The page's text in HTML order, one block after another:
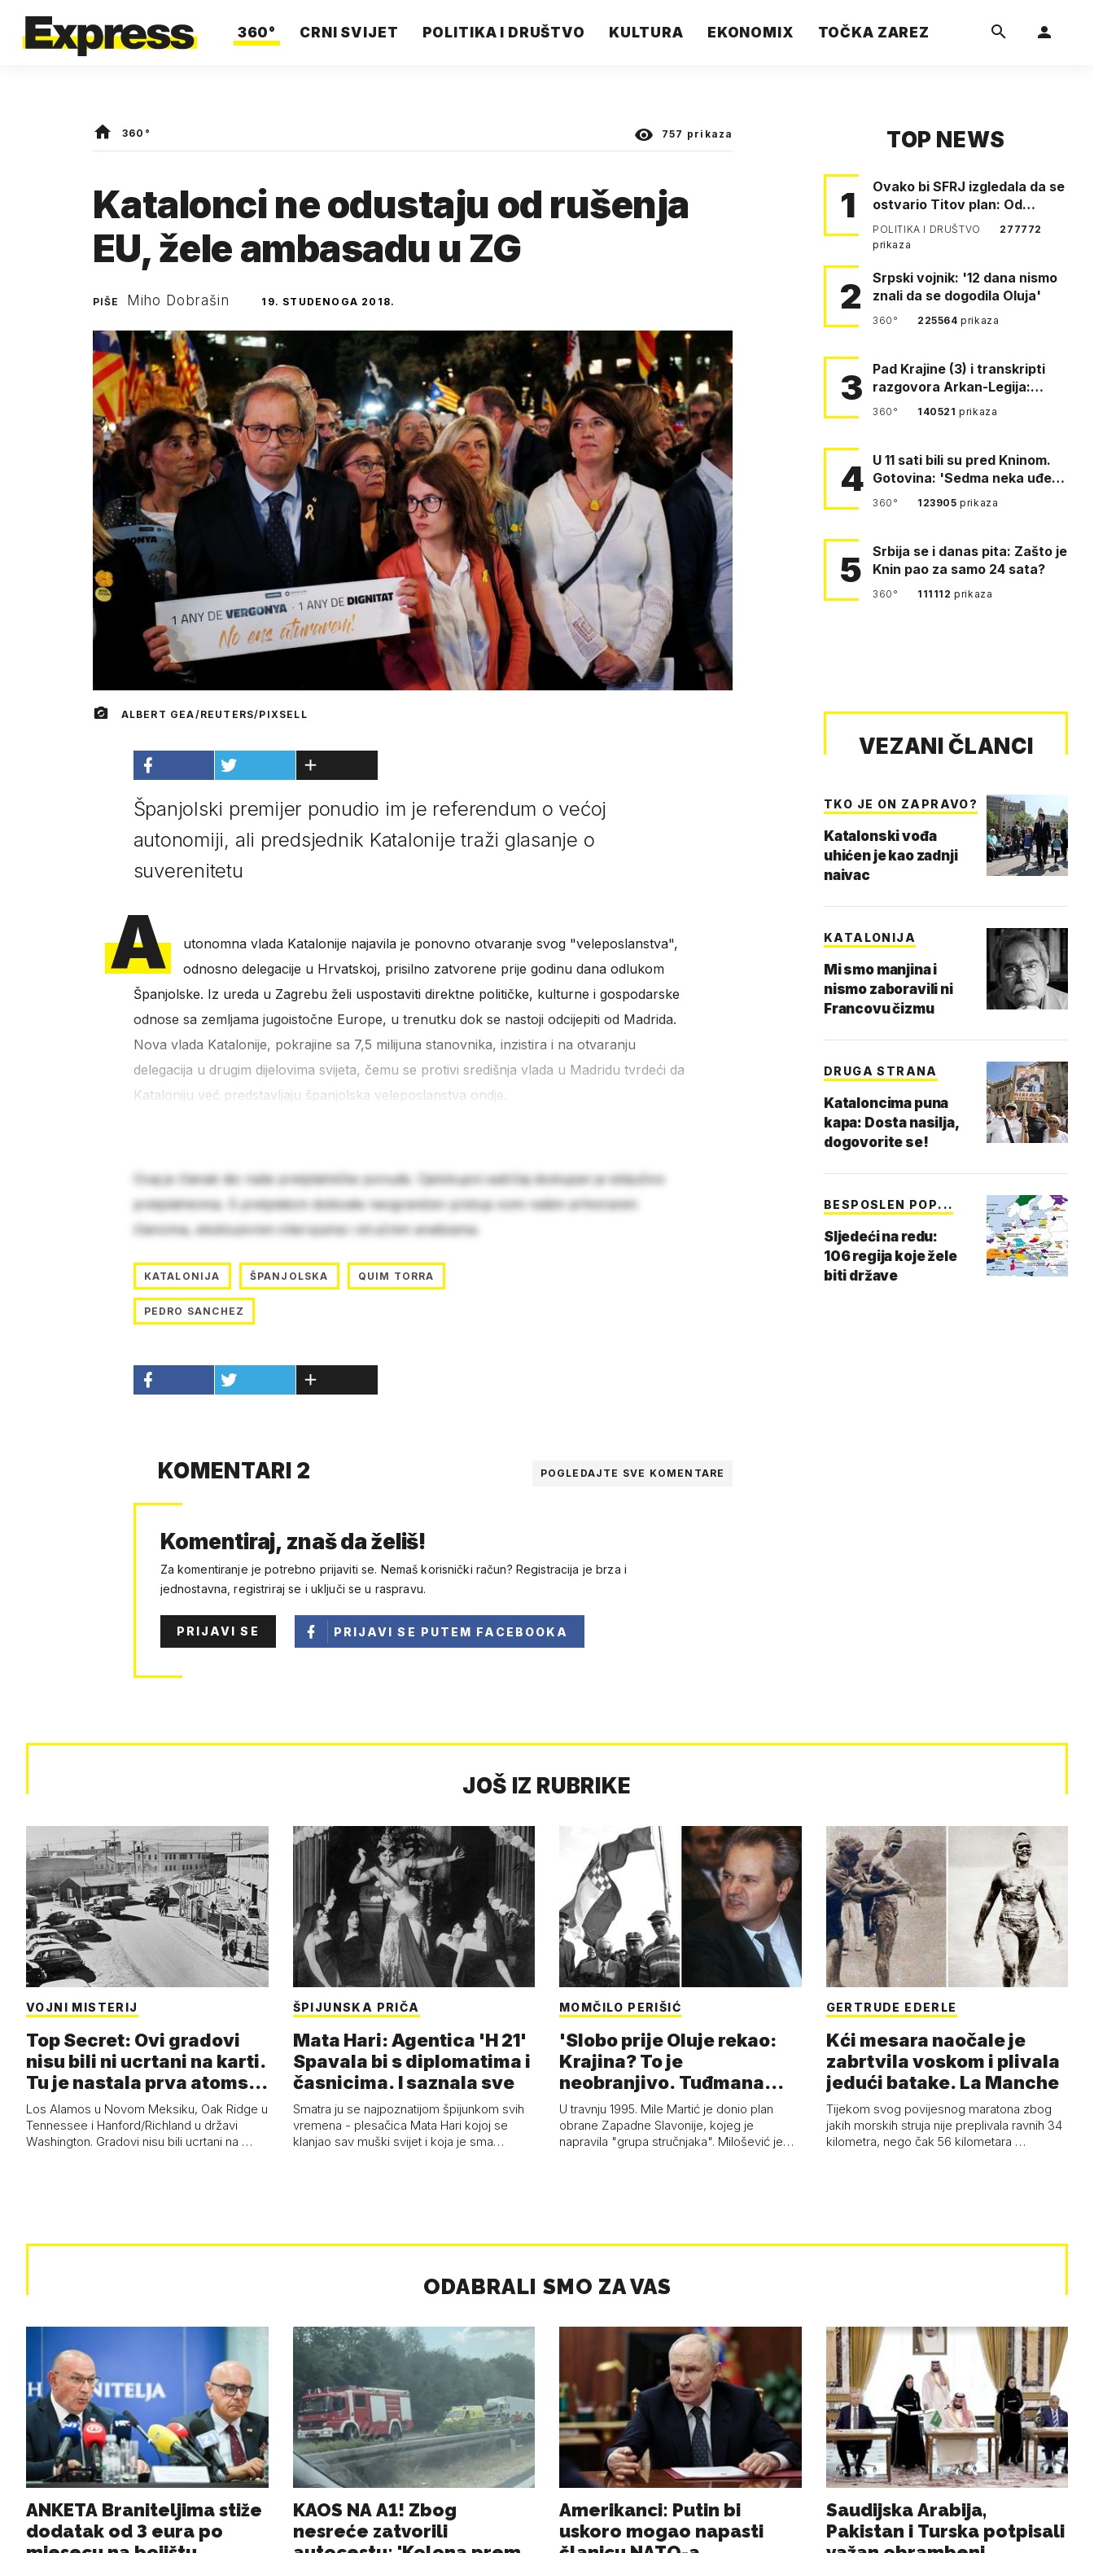
360° CRNI SVIJET POLITIKA I DRUŠTVO KULTURA EKONOMIX TOČKA ZAREZ
360° 757 prikaza
Katalonci ne odustaju od rušenja
EU, žele ambasadu u ZG
PIŠE Miho Dobrašin 19. STUDENOGA 2018.
ALBERT GEA/REUTERS/PIXSELL
Španjolski premijer ponudio im je referendum o većoj
autonomiji, ali predsjednik Katalonije traži glasanje o
suverenitetu
A
utonomna vlada Katalonije najavila je ponovno otvaranje svog "veleposlanstva",
odnosno delegacije u Hrvatskoj, prisilno zatvorene prije godinu dana odlukom
Španjolske. Iz ureda u Zagrebu želi uspostaviti direktne političke, kulturne i gospodarske
odnose sa zemljama jugoistočne Europe, u trenutku dok se nastoji odcijepiti od Madrida.
Nova vlada Katalonije, pokrajine sa 7,5 milijuna stanovnika, inzistira i na otvaranju
delegacija u drugim dijelovima svijeta, čemu se protivi središnja vlada u Madridu tvrdeći da
Kataloniju već predstavljaju španjolska veleposlanstva ondje.
Ovaj je članak dio naše pretplatničke ponude. Cjelokupni sadržaj dostupan je isključivo
pretplatnicima. S pretplatom dobivate neograničen pristup svim našim arhiviranim
člancima, ekskluzivnim intervjuima i stručnim analizama.
KATALONIJA ŠPANJOLSKA QUIM TORRA
PEDRO SANCHEZ
KOMENTARI 2 POGLEDAJTE SVE KOMENTARE
Komentiraj, znaš da želiš!
Za komentiranje je potrebno prijaviti se. Nemaš korisnički račun? Registracija je brza i
jednostavna, registriraj se i uključi se u raspravu.
PRIJAVI SE PRIJAVI SE PUTEM FACEBOOKA
TOP NEWS
1
Ovako bi SFRJ izgledala da se
ostvario Titov plan: Od
Klagenfurta do Istanbula!
POLITIKA I DRUŠTVO
277772
prikaza
2
Srpski vojnik: '12 dana nismo
znali da se dogodila Oluja'
360° 225564prikaza
3
Pad Krajine (3) i transkripti
razgovora Arkan-Legija:
'Čujem, prelazite ustašam…
360° 140521prikaza
4 U 11 sati bili su pred Kninom.
Gotovina: 'Sedma neka uđe,
4. gardijska neka g…
360° 123905prikaza
5
Srbija se i danas pita: Zašto je
Knin pao za samo 24 sata?
360° 111112prikaza
VEZANI ČLANCI
TKO JE ON ZAPRAVO?
Katalonski vođa
uhićen je kao zadnji
naivac
KATALONIJA
Mi smo manjina i
nismo zaboravili ni
Francovu čizmu
DRUGA STRANA
Kataloncima puna
kapa: Dosta nasilja,
dogovorite se!
BESPOSLEN POP...
Sljedeći na redu:
106 regija koje žele
biti države
JOŠ IZ RUBRIKE
VOJNI MISTERIJ
Top Secret: Ovi gradovi
nisu bili ni ucrtani na karti.
Tu je nastala prva atoms…
Los Alamos u Novom Meksiku, Oak Ridge u
Tennessee i Hanford/Richland u državi
Washington. Gradovi nisu bili ucrtani na …
ŠPIJUNSKA PRIČA
Mata Hari: Agentica 'H 21'
Spavala bi s diplomatima i
časnicima. I saznala sve
Smatra ju se najpoznatijom špijunkom svih
vremena - plesačica Mata Hari kojoj se
klanjao sav muški svijet i koja je sma…
MOMČILO PERIŠIĆ
'Slobo prije Oluje rekao:
Krajina? To je
neobranjivo. Tuđmana
zvao Krivousti'
U travnju 1995. Mile Martić je donio plan
obrane Zapadne Slavonije, kojeg je
napravila "grupa stručnjaka". Milošević je…
GERTRUDE EDERLE
Kći mesara naočale je
zabrtvila voskom i plivala
jedući batake. La Manche
Tijekom svog povijesnog maratona zbog
jakih morskih struja nije preplivala ravnih 34
kilometra, nego čak 56 kilometara …